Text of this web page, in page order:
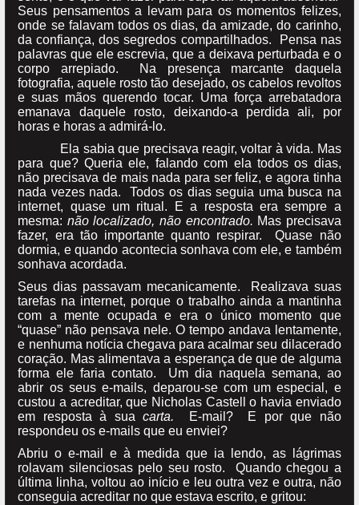
Seus pensamentos a levam para os momentos felizes,
onde se falavam todos os dias, da amizade, do carinho,
da confiança, dos segredos compartilhados. Pensa nas
palavras que ele escrevia, que a deixava perturbada e o
corpo arrepiado. Na presença marcante daquela
fotografia, aquele rosto tão desejado, os cabelos revoltos
e suas mãos querendo tocar. Uma força arrebatadora
emanava daquele rosto, deixando-a perdida ali, por
horas e horas a admirá-lo.
Ela sabia que precisava reagir, voltar à vida. Mas
para que? Queria ele, falando com ela todos os dias,
não precisava de mais nada para ser feliz, e agora tinha
nada vezes nada. Todos os dias seguia uma busca na
internet, quase um ritual. E a resposta era sempre a
mesma: não localizado, não encontrado. Mas precisava
fazer, era tão importante quanto respirar. Quase não
dormia, e quando acontecia sonhava com ele, e também
sonhava acordada.
Seus dias passavam mecanicamente. Realizava suas
tarefas na internet, porque o trabalho ainda a mantinha
com a mente ocupada e era o único momento que
“quase” não pensava nele. O tempo andava lentamente,
e nenhuma notícia chegava para acalmar seu dilacerado
coração. Mas alimentava a esperança de que de alguma
forma ele faria contato. Um dia naquela semana, ao
abrir os seus e-mails, deparou-se com um especial, e
custou a acreditar, que Nicholas Castell o havia enviado
em resposta à sua carta.
E-mail? E por que não
respondeu os e-mails que eu enviei?
Abriu o e-mail e à medida que ia lendo, as lágrimas
rolavam silenciosas pelo seu rosto. Quando chegou a
última linha, voltou ao início e leu outra vez e outra, não
conseguia acreditar no que estava escrito, e gritou: